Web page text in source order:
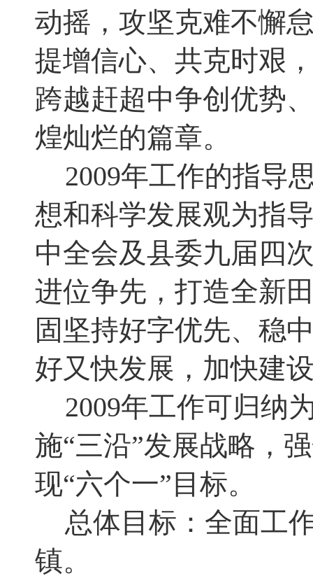
动摇 ， 攻坚克难不懈
提增信心、共克时艰
跨越赶超中争创优势
煌灿烂的篇章。
2009年工作的指导
想和科学发展观为指
中全会及县委九届四
进位争先 ， 打造全新
固坚持好字优先、稳
好又快发展 ， 加快建
2009年工作可归纳
施“三沿”发展战略 ，
现“六个一”目标。
总体目标：全面工
镇。